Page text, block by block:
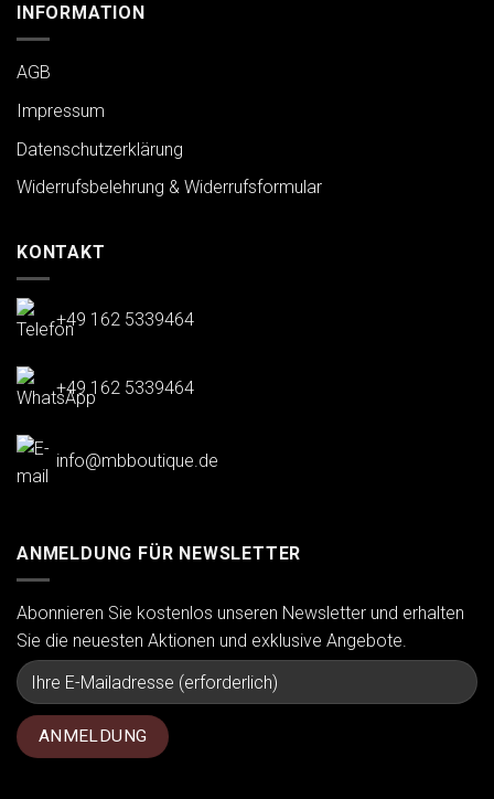
INFORMATION
AGB
Impressum
Datenschutzerklärung
Widerrufsbelehrung & Widerrufsformular
KONTAKT
+49 162 5339464
+49 162 5339464
info@mbboutique.de
ANMELDUNG FÜR NEWSLETTER
Abonnieren Sie kostenlos unseren Newsletter und erhalten
Sie die neuesten Aktionen und exklusive Angebote.